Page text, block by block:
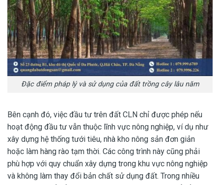
Đặc điểm pháp lý và sử dụng của đất trồng cây lâu năm
Bên cạnh đó, việc đầu tư trên đất CLN chỉ được phép nếu
hoạt động đầu tư vẫn thuộc lĩnh vực nông nghiệp, ví dụ như
xây dựng hệ thống tưới tiêu, nhà kho nông sản đơn giản
hoặc làm hàng rào tạm thời. Các công trình này cũng phải
phù hợp với quy chuẩn xây dựng trong khu vực nông nghiệp
và không làm thay đổi bản chất sử dụng đất. Trong nhiều